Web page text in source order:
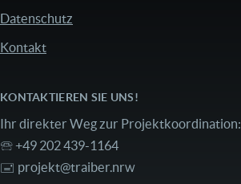
Datenschutz
Kontakt
KONTAKTIEREN SIE UNS!
Ihr direkter Weg zur Projektkoordination:
🕾 +49 202 439-1164
🖃 projekt@traiber.nrw